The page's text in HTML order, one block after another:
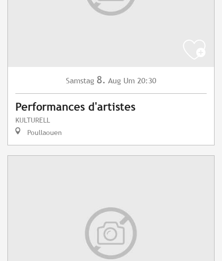
Samstag 8. Aug Um 20:30
Performances d'artistes
KULTURELL
Poullaouen